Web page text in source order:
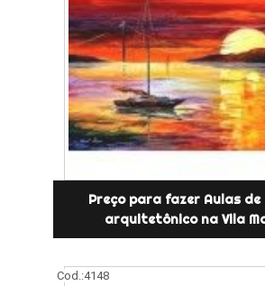
Preço para fazer Aulas de
arquitetônico na Vila
Cod.:4148